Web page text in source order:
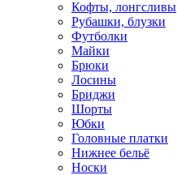
Кофты, лонгсливы
Рубашки, блузки
Футболки
Майки
Брюки
Лосины
Бриджи
Шорты
Юбки
Головные платки
Нижнее бельё
Носки